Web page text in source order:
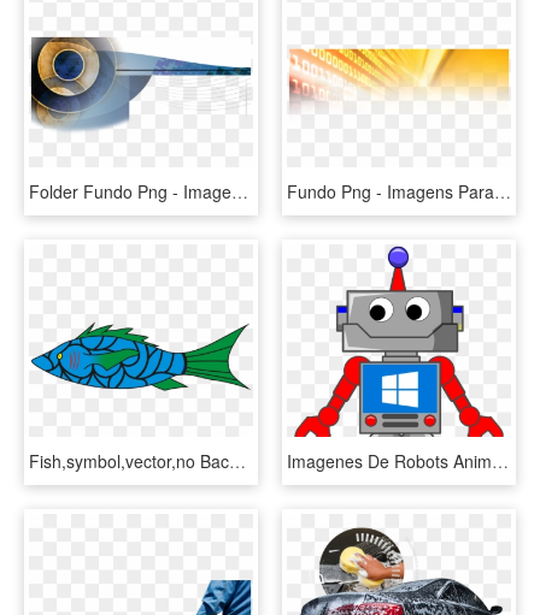
Folder Fundo Png - Imagens De Fundo De Folder, Transparent Png Fundo Png - Imagens Para Fundo De Png, Transparent Png
Fish,symbol,vector,no Background,transparent - Imagens De Peixes Sem Fundo, HD Png Download Imagenes De Robots Animados, HD Png Download